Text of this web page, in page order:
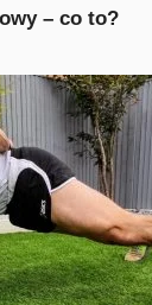
– co to?